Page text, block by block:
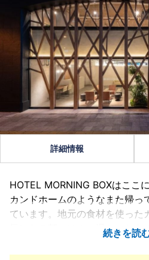
詳細情報
HOTEL MORNING BOXはここ
カンドホームのようなまた帰っ
ています。地元の食材を使った
気になる朝ごはん、温かいおも
続きを読